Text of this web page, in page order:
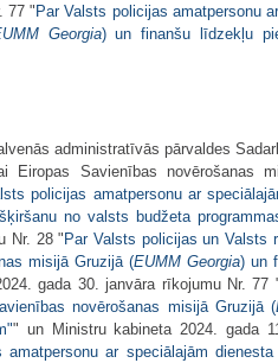
77 " Par Valsts policijas amatpersonu
Georgia) un finanšu līdzekļu
administratīvās pārvaldes
Eiropas Savienības novērošanas
policijas amatpersonu ar
no valsts budžeta
Nr. 28 " Par Valsts policijas un Valsts
misijā Gruzijā (EUMM Georgia) un
gada 30. janvāra rīkojumu Nr. 77
novērošanas misijā Gruzijā (
" un Ministru kabineta 2024. gada
amatpersonu ar speciālajām